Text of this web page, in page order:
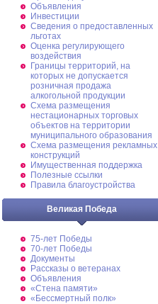
Объявления
Инвестиции
Сведения о предоставленных
льготах
Оценка регулирующего
воздействия
Границы территорий, на
которых не допускается
розничная продажа
алкогольной продукции
Схема размещения
нестационарных торговых
объектов на территории
муниципального образования
Схема размещения рекламных
конструкций
Имущественная поддержка
Полезные ссылки
Правила благоустройства
Великая Победа
75-лет Победы
70-лет Победы
Документы
Рассказы о ветеранах
Объявления
«Стена памяти»
«Бессмертный полк»